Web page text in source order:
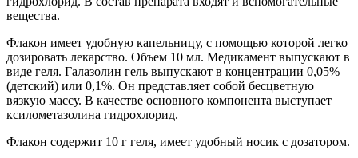
вещества.
Флакон имеет удобную капельницу, с помощью которой легко
дозировать лекарство. Объем 10 мл. Медикамент выпускают в
виде геля. Галазолин гель выпускают в концентрации 0,05%
(детский) или 0,1%. Он представляет собой бесцветную
вязкую массу. В качестве основного компонента выступает
ксилометазолина гидрохлорид.
Флакон содержит 10 г геля, имеет удобный носик с дозатором.